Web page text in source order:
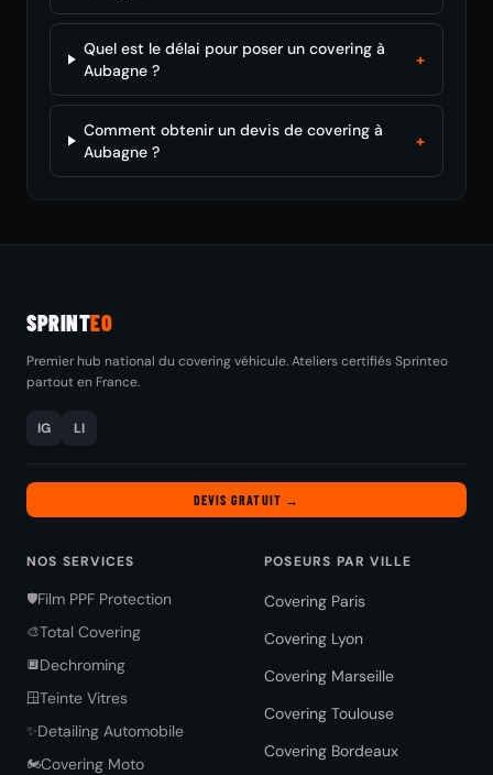
Quel est le délai pour poser un covering à
Aubagne ?
+
Comment obtenir un devis de covering à
Aubagne ?
+
SPRINTEO
Premier hub national du covering véhicule. Ateliers certifiés Sprinteo
partout en France.
IG LI
DEVIS GRATUIT →
NOS SERVICES
🛡️Film PPF Protection
🎨Total Covering
🔲Dechroming
🪟Teinte Vitres
✨Detailing Automobile
🏍️Covering Moto
POSEURS PAR VILLE
Covering Paris
Covering Lyon
Covering Marseille
Covering Toulouse
Covering Bordeaux